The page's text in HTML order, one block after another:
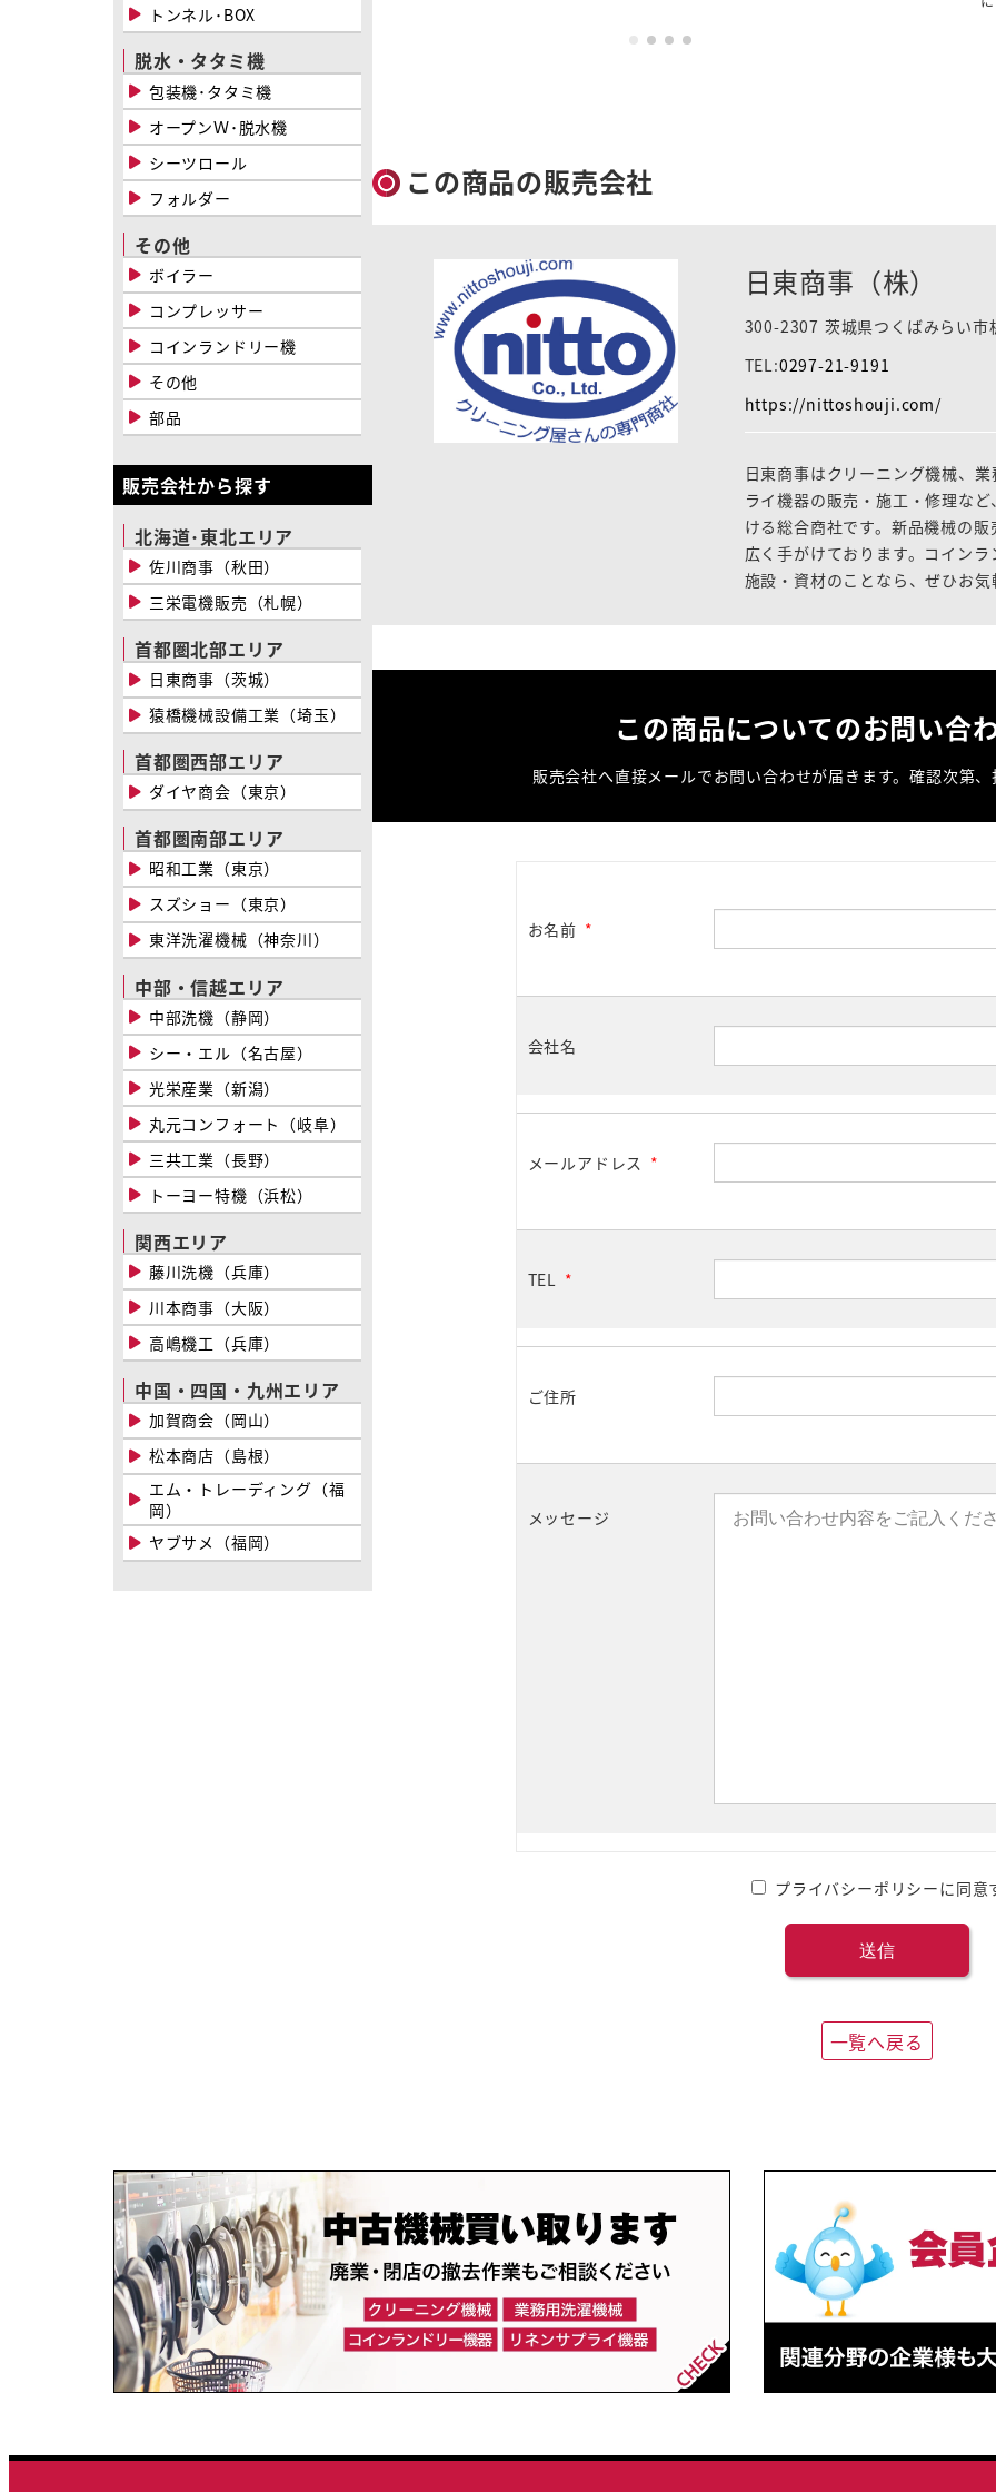
この商品の販売会社
日東商事（株）
300-2307 茨城県つくばみらい市
TEL:0297-21-9191
https://nittoshouji.com/
日東商事はクリーニング機械、
ライ機器の販売・施工・修理な
ける総合商社です。新品機械の
広く手がけております。コイン
施設・資材のことなら、ぜひお
この商品についてのお問い合
販売会社へ直接メールでお問い合わせが届きます。確認次第
お名前 *
会社名
メールアドレス *
TEL *
ご住所
メッセージ
プライバシーポリシーに同意
一覧へ戻る
トンネル･BOX
脱水・タタミ機
包装機･タタミ機
オープンＷ･脱水機
シーツロール
フォルダー
その他
ボイラー
コンプレッサー
コインランドリー機
その他
部品
販売会社から探す
北海道･東北エリア
佐川商事（秋田）
三栄電機販売（札幌）
首都圏北部エリア
日東商事（茨城）
猿橋機械設備工業（埼玉）
首都圏西部エリア
ダイヤ商会（東京）
首都圏南部エリア
昭和工業（東京）
スズショー（東京）
東洋洗濯機械（神奈川）
中部・信越エリア
中部洗機（静岡）
シー・エル（名古屋）
光栄産業（新潟）
丸元コンフォート（岐阜）
三共工業（長野）
トーヨー特機（浜松）
関西エリア
藤川洗機（兵庫）
川本商事（大阪）
高嶋機工（兵庫）
中国・四国・九州エリア
加賀商会（岡山）
松本商店（島根）
エム・トレーディング（福
岡）
ヤブサメ（福岡）